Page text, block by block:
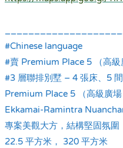
#Chinese language
#賣 Premium Place 5 （高級
#3 層聯排別墅 – 4 張床、5
Premium Place 5 （高級廣場
Ekkamai-Ramintra
專案美觀大方，結構堅固氛圍
22.5 平方米， 320 平方米